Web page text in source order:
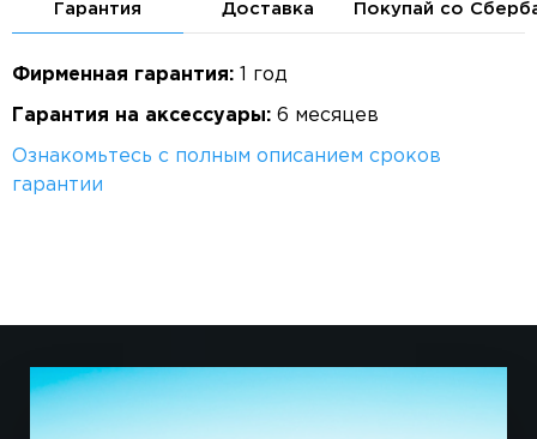
Гарантия Доставка Покупай со
Фирменная гарантия: 1 год
Гарантия на аксессуары: 6 месяцев
Ознакомьтесь с полным описанием сроков
гарантии